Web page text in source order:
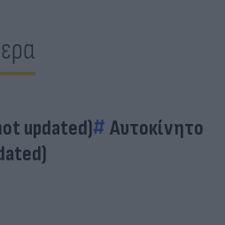
updated)
Αυτοκίνητο